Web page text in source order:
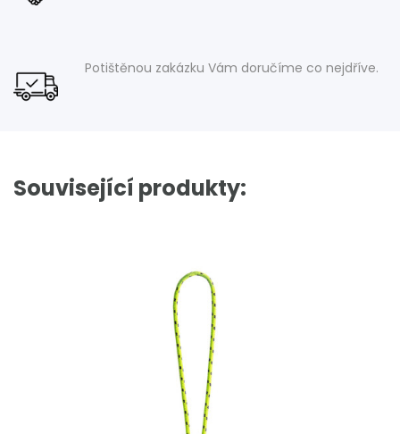
Potištěnou zakázku Vám doručíme co nejdříve.
Související produkty: